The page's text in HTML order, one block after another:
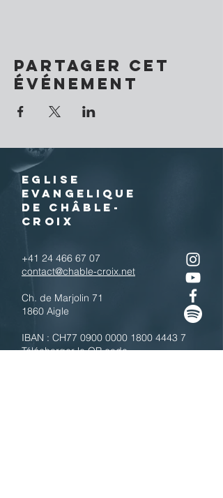
Partager cet
événement
EGLISE
EVANGELIQUE
DE CHÂBLE-
CROIX
+41 24 466 67 07
contact@chable-croix.net
Ch. de Marjolin 71
1860 Aigle
IBAN : CH77 0900 0000 1800 4443 7
Télécharger le QR code